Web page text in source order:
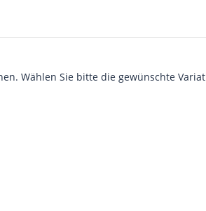
Wählen Sie bitte die gewünschte